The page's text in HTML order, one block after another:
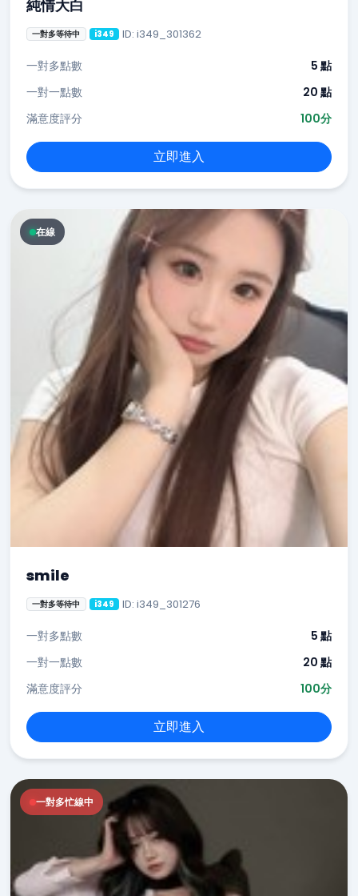
純情大白
一對多等待中 i349 ID: i349_301362
一對多點數
5 點
一對一點數
20 點
滿意度評分
100分
立即進入
在線
smile
一對多等待中 i349 ID: i349_301276
一對多點數
5 點
一對一點數
20 點
滿意度評分
100分
立即進入
一對多忙線中